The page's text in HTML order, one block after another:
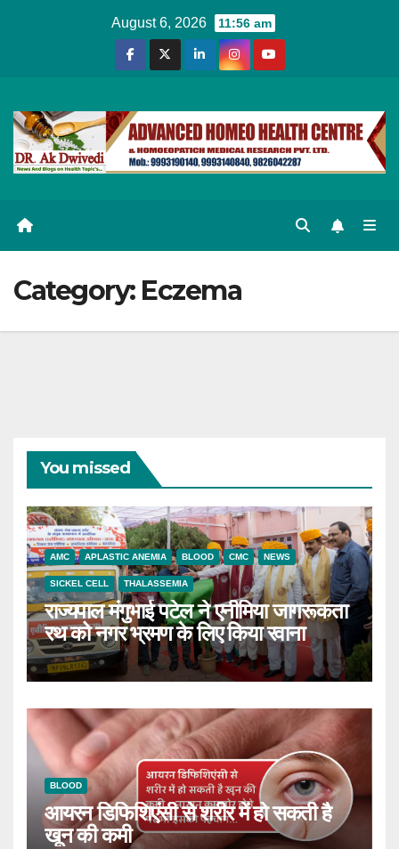
August 6, 2026 11:56 am
Category: Eczema
You missed
AMC APLASTIC ANEMIA BLOOD CMC NEWS
SICKEL CELL THALASSEMIA
राज्यपाल मंगुभाई पटेल ने एनीमिया जागरूकता
रथ को नगर भ्रमण के लिए किया रवाना
BLOOD
आयरन डिफिशिएंसी से शरीर में हो सकती है
खून की कमी